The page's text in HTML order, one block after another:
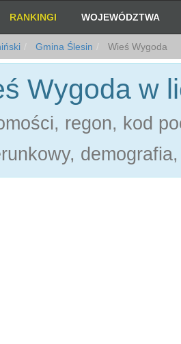
RANKINGI WOJEWÓDZTWA
Gmina Ślesin Wieś Wygoda
Wygoda w
regon, kod